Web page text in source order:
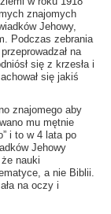
znajomych
Jehowy,
Podczas zebrania
na
się z krzesła i
się jakiś
znajomego aby
mu mętnie
i to w 4 lata po
Jehowy
nauki
a nie Biblii.
na oczy i